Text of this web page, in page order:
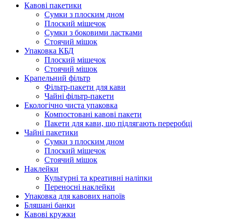
Кавові пакетики
Сумки з плоским дном
Плоский мішечок
Сумки з боковими ластками
Стоячий мішок
Упаковка КБД
Плоский мішечок
Стоячий мішок
Крапельний фільтр
Фільтр-пакети для кави
Чайні фільтр-пакети
Екологічно чиста упаковка
Компостовані кавові пакети
Пакети для кави, що підлягають переробці
Чайні пакетики
Сумки з плоским дном
Плоский мішечок
Стоячий мішок
Наклейки
Культурні та креативні наліпки
Переносні наклейки
Упаковка для кавових напоїв
Бляшані банки
Кавові кружки